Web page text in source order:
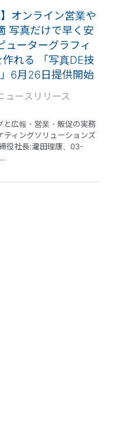
オンライン営業や
写真だけで早く安
ューターグラフィ
れる 「写真DE技
6月26日提供開始
ュースリリース
広報・営業・販促の実務
ティングソリューションズ
役社長:瀧田理康、03-